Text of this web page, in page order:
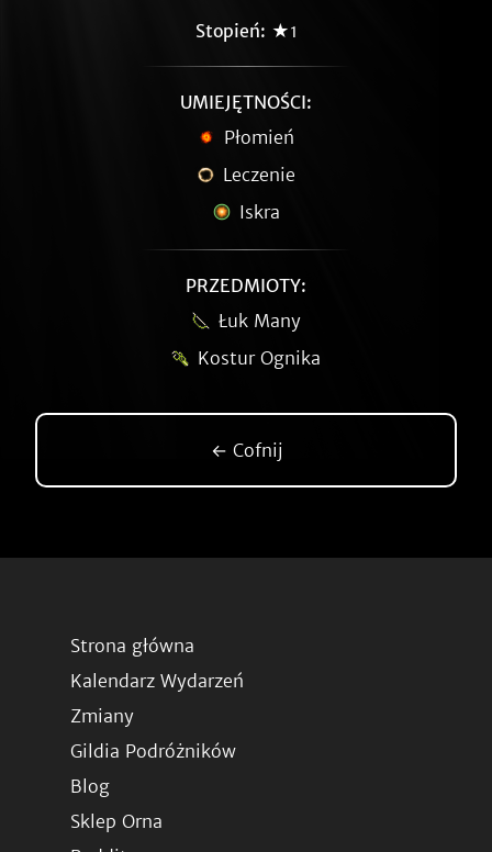
Stopień: ★1
UMIEJĘTNOŚCI:
Płomień
Leczenie
Iskra
PRZEDMIOTY:
Łuk Many
Kostur Ognika
← Cofnij
Strona główna
Kalendarz Wydarzeń
Zmiany
Gildia Podróżników
Blog
Sklep Orna